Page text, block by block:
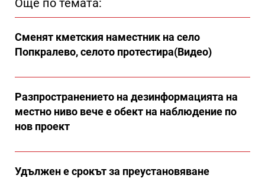
Сменят кметския наместник на село
Попкралево, селото протестира(Видео)
Разпространението на дезинформацията на
местно ниво вече е обект на наблюдение по
нов проект
Удължен е срокът за преустановяване